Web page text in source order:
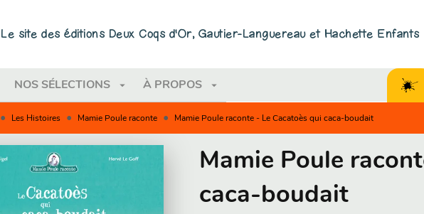
Le site des éditions Deux Coqs d'Or, Gautier-Languereau et Hachette Enfants
NOS SÉLECTIONS arrow_drop_down À PROPOS arrow_drop_down
• Les Histoires • Mamie Poule raconte • Mamie Poule raconte - Le Cacatoès qui caca-boudait
Mamie Poule
caca-boudait